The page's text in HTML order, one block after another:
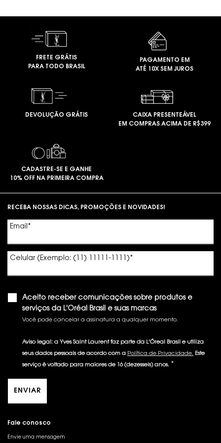
FRETE GRÁTIS
PARA TODO BRASIL
PAGAMENTO EM
ATÉ 10X SEM JUROS
DEVOLUÇÃO GRÁTIS
CAIXA PRESENTEÁVEL
EM COMPRAS ACIMA DE R$399
CADASTRE-SE E GANHE
10% OFF NA PRIMEIRA COMPRA
RECEBA NOSSAS DICAS, PROMOÇÕES E NOVIDADES!
Email *
Celular (Exemplo: (11) 11111-1111) *
Aceito receber comunicações sobre produtos e
serviços da L'Oréal Brasil e suas marcas
Você pode cancelar a assinatura a qualquer momento.​
Aviso legal: a Yves Saint Laurent faz parte da L'Óreal Brasil e utiliza
seus dados pessoais de acordo com a Política de Privacidade. Este
serviço é voltado para maiores de 16 (dezesseis) anos. *
ENVIAR
Fale conosco
Envie uma mensagem